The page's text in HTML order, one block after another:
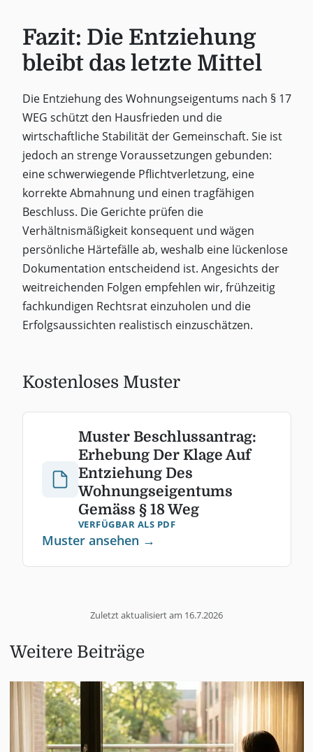
Fazit: Die Entziehung
bleibt das letzte Mittel
Die Entziehung des Wohnungseigentums nach § 17
WEG schützt den Hausfrieden und die
wirtschaftliche Stabilität der Gemeinschaft. Sie ist
jedoch an strenge Voraussetzungen gebunden:
eine schwerwiegende Pflichtverletzung, eine
korrekte Abmahnung und einen tragfähigen
Beschluss. Die Gerichte prüfen die
Verhältnismäßigkeit konsequent und wägen
persönliche Härtefälle ab, weshalb eine lückenlose
Dokumentation entscheidend ist. Angesichts der
weitreichenden Folgen empfehlen wir, frühzeitig
fachkundigen Rechtsrat einzuholen und die
Erfolgsaussichten realistisch einzuschätzen.
Kostenloses Muster
Muster Beschlussantrag:
Erhebung Der Klage Auf
Entziehung Des
Wohnungseigentums
Gemäss § 18 Weg
VERFÜGBAR ALS PDF
Muster ansehen →
Zuletzt aktualisiert am 16.7.2026
Weitere Beiträge